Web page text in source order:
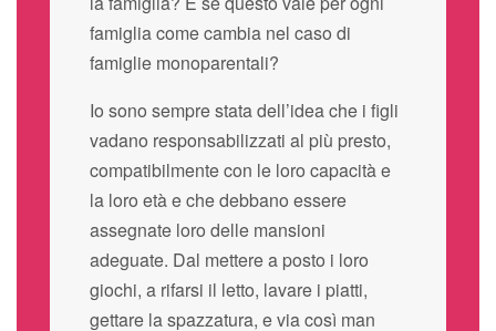
famiglia come cambia nel caso di
famiglie monoparentali?
Io sono sempre stata dell’idea che i figli
vadano responsabilizzati al più presto,
compatibilmente con le loro capacità e
la loro età e che debbano essere
assegnate loro delle mansioni
adeguate. Dal mettere a posto i loro
giochi, a rifarsi il letto, lavare i piatti,
gettare la spazzatura, e via così man